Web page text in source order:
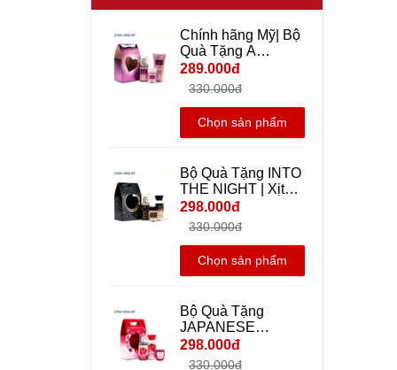
Chính hãng Mỹ| Bộ
Quà Tặng A
Thousand Wishes |
Xịt Thơm Body Mist
rửa tay khô mini
Travel size - Bath
289.000đ
330.000đ
Chọn sản phẩm
Bộ Quà Tặng INTO
THE NIGHT | Xịt
Thơm Body Mist +
Dưỡng Thể + Gel
Travel size - Bath
And Body Works |
298.000đ
330.000đ
Chọn sản phẩm
Bộ Quà Tặng
JAPANESE
CHERRY
BLOSSOM | Xịt
298.000đ
330.000đ